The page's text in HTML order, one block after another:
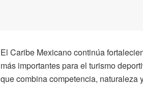
El Caribe Mexicano continúa
más importantes para el turismo
que combina competencia,